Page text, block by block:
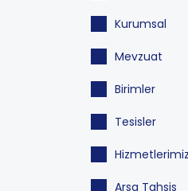
Kurumsal
Mevzuat
Birimler
Tesisler
Hizmetlerimiz
Arsa Tahsis